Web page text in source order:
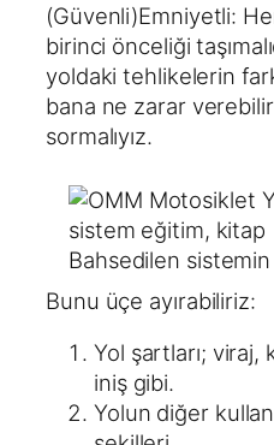
(Güvenli)Emniyetli:
birinci önceliği
yoldaki tehlikelerin
bana ne zarar
sormalıyız.
Bahsedilen sistemin
Bunu üçe ayırabiliriz:
Yol şartları; viraj,
iniş gibi.
Yolun diğer